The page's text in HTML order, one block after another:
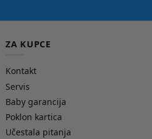
ZA KUPCE
Kontakt
Servis
Baby garancija
Poklon kartica
Učestala pitanja